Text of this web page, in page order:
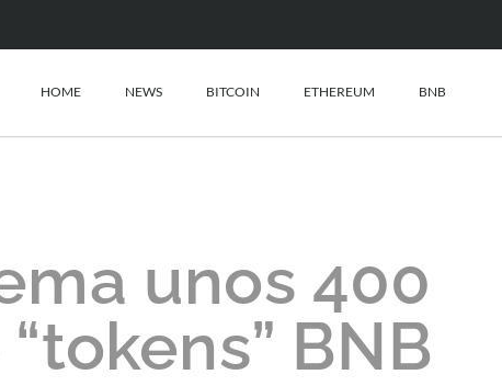
HOME NEWS BITCOIN ETHEREUM BNB
unos 400
BNB